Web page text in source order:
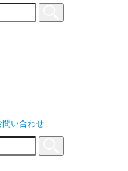
問い合わせ